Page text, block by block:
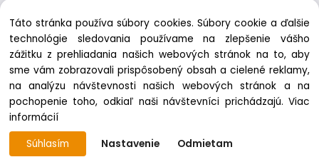
9.90 €
7.90 €
4.90 €
Vytvorené systémom ClickEshop.sk
Táto stránka používa súbory cookies. Súbory cookie a ďalšie
technológie sledovania používame na zlepšenie vášho
zážitku z prehliadania našich webových stránok na to, aby
sme vám zobrazovali prispôsobený obsah a cielené reklamy,
na analýzu návštevnosti našich webových stránok a na
pochopenie toho, odkiaľ naši návštevníci prichádzajú.Viac
informácií
Súhlasím
Nastavenie Odmietam